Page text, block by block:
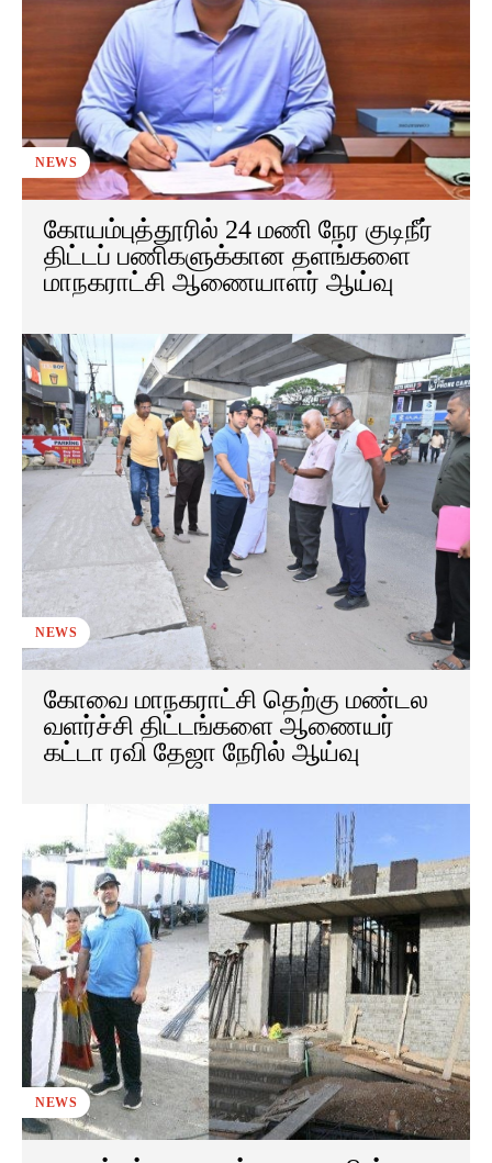
NEWS
கோயம்புத்தூரில் 24 மணி நேர குடிநீர்
திட்டப் பணிகளுக்கான தளங்களை
மாநகராட்சி ஆணையாளர் ஆய்வு
NEWS
கோவை மாநகராட்சி தெற்கு மண்டல
வளர்ச்சி திட்டங்களை ஆணையர்
கட்டா ரவி தேஜா நேரில் ஆய்வு
NEWS